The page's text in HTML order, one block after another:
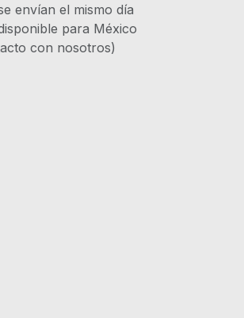
envían el mismo día
para México
con nosotros)